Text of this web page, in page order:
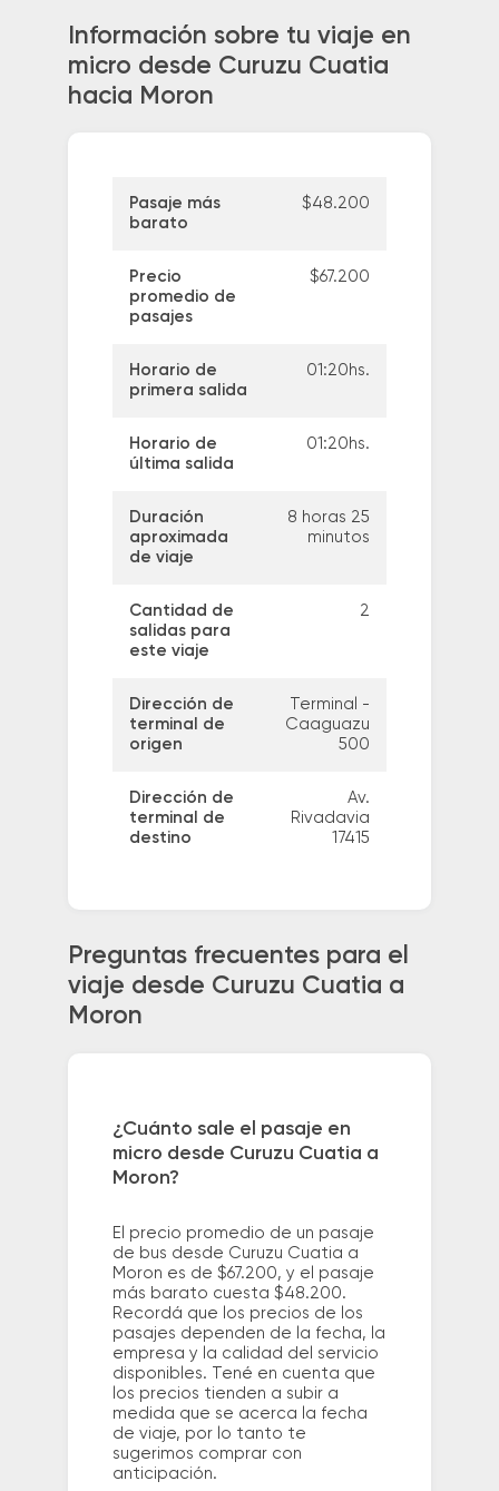
Información sobre tu viaje en
micro desde Curuzu Cuatia
hacia Moron
Pasaje más
barato
$48.200
Precio
promedio de
pasajes
$67.200
Horario de
primera salida
01:20hs.
Horario de
última salida
01:20hs.
Duración
aproximada
de viaje
8 horas 25
minutos
Cantidad de
salidas para
este viaje
2
Dirección de
terminal de
origen
Terminal -
Caaguazu
500
Dirección de
terminal de
destino
Av.
Rivadavia
17415
Preguntas frecuentes para el
viaje desde Curuzu Cuatia a
Moron
¿Cuánto sale el pasaje en
micro desde Curuzu Cuatia a
Moron?
El precio promedio de un pasaje
de bus desde Curuzu Cuatia a
Moron es de $67.200, y el pasaje
más barato cuesta $48.200.
Recordá que los precios de los
pasajes dependen de la fecha, la
empresa y la calidad del servicio
disponibles. Tené en cuenta que
los precios tienden a subir a
medida que se acerca la fecha
de viaje, por lo tanto te
sugerimos comprar con
anticipación.